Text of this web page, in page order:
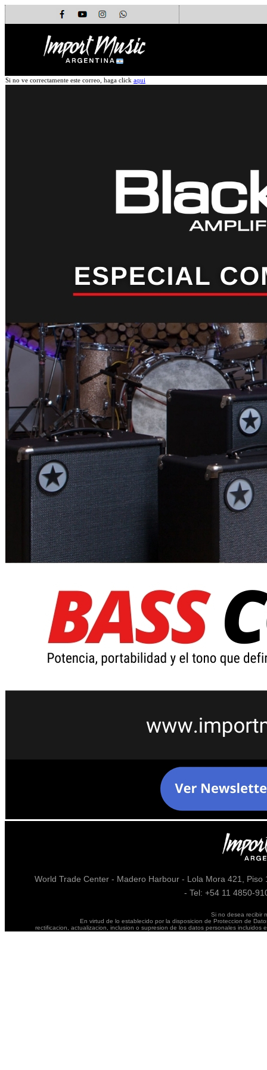
Si no ve correctamente este correo, haga click aqui
World Trade Center - Madero Harbour - Lola Mora 421,
- Tel: +54 11 4850-
Si no desea recibir
En virtud de lo establecido por la disposicion de Proteccion de
rectificacion, actualizacion, inclusion o supresion de los datos personales